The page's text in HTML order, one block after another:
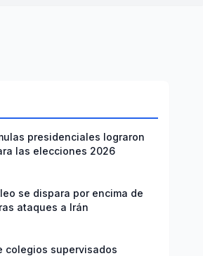
presidenciales lograron
las elecciones 2026
se dispara por encima de
ataques a Irán
colegios supervisados